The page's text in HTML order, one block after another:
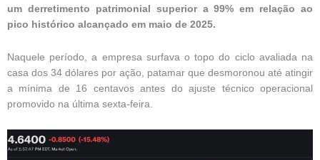
um derretimento patrimonial superior a 99% em relação ao
pico histórico alcançado em maio de 2025.
Naquele período, a empresa surfava o topo do ciclo avaliada na
casa dos 34 dólares por ação, patamar que desmoronou até atingir
a mínima de 16 centavos antes do ajuste técnico operacional
promovido na última sexta-feira.